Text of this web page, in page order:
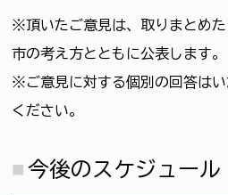
※頂いたご意見は、取りまとめ
市の考え方とともに公表します。
※ご意見に対する個別の回答は
ください。
今後のスケジュール